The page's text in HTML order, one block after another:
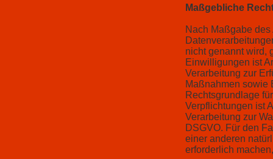
Maßgebliche
Nach Maßgabe
nicht genannt wird,
Einwilligungen ist
Verarbeitung zur
Maßnahmen sowie
Rechtsgrundlage
Verpflichtungen ist
Verarbeitung zur
DSGVO. Für den
einer anderen
erforderlich